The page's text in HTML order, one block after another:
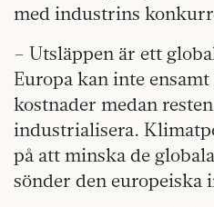
med industrins
– Utsläppen är ett
Europa kan inte
kostnader medan
industrialisera.
på att minska de
sönder den europeiska